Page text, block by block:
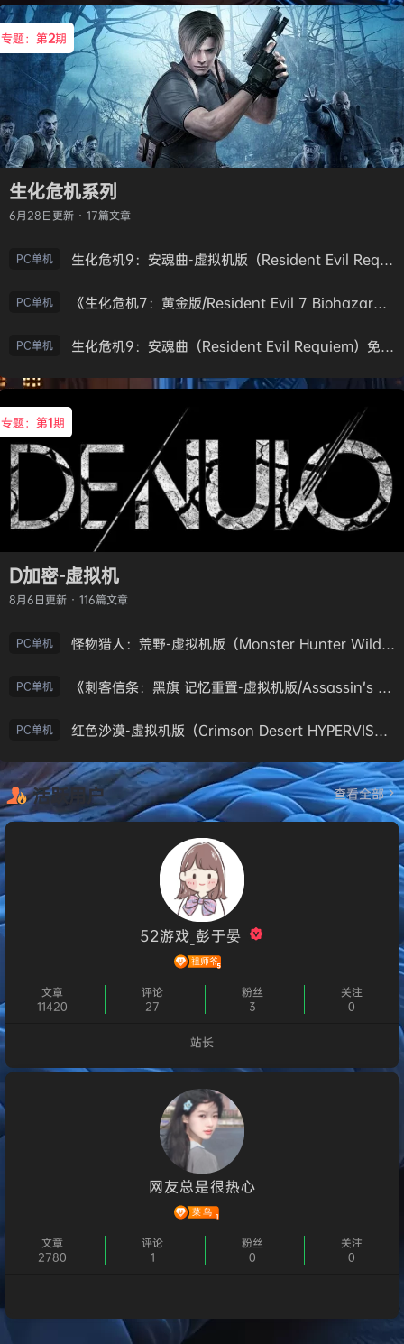
专题：第2期
生化危机系列
6月28日更新 · 17篇文章
PC单机 生化危机9：安魂曲-虚拟机版（Resident Evil Requiem HYPERVISOR）免安装中文版
PC单机 《生化危机7：黄金版/Resident Evil 7 Biohazard》免安装中文版
PC单机 生化危机9：安魂曲（Resident Evil Requiem）免安装中文版
专题：第1期
D加密-虚拟机
8月6日更新 · 116篇文章
PC单机 怪物猎人：荒野-虚拟机版（Monster Hunter Wilds HYPERVISOR）免安装中文版
PC单机 《刺客信条：黑旗 记忆重置-虚拟机版/Assassin’s Creed Black Flag Resynced HYPERVISOR》免安装中文版
PC单机 红色沙漠-虚拟机版（Crimson Desert HYPERVISOR）免安装中文版
活跃用户 查看全部
52游戏_彭于晏
文章
11420
评论
27
粉丝
3
关注
0
站长
个人主页
网友总是很热心
文章
2780
评论
1
粉丝
0
关注
0